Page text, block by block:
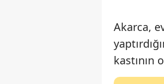
Akarca,
kastının